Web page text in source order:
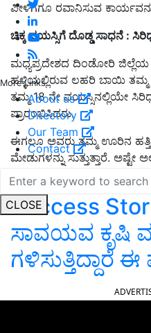
More Links
About us
Directory
Our Team
Contact
CLOSE
ಪೀಳಿಗೆಗೂ ರವಾನಿಸುವ ಕಾರ್ಯವನ್ನು
ಚಿಕ್ಕ ವಯಸ್ಸಿಗೆ ದೊಡ್ಡ ಸಾಧನೆ :
ಮಧ್ಯಪ್ರದೇಶದ ದಿಂಡೋರಿ ಜಿಲ್ಲೆಯ
ಹಳ್ಳಿಯಲ್ಲಿರುವ ಲಹರಿ ಬಾಯಿ ತಮ್ಮ
ತಮ್ಮ 18 ನೇ ವಯಸ್ಸಿನಲ್ಲಿಯೇ
ಪ್ರಾರಂಭಿಸಿದರು.
ಈಗಲೂ ಅವರು ತಮ್ಮ ಊರಿನ
ಮೇಡುಗಳನ್ನು ಸುತ್ತುತ್ತಾರೆ.
ಕೂಡ ಸಿರಿಧಾನ್ಯಗಳ ಬೀಜಗಳನ್ನು
Success
ಸಾವಯವ ಕೃಷಿ
ಗಳಿಸುತ್ತಿದ್ದಾರೆ ಈ